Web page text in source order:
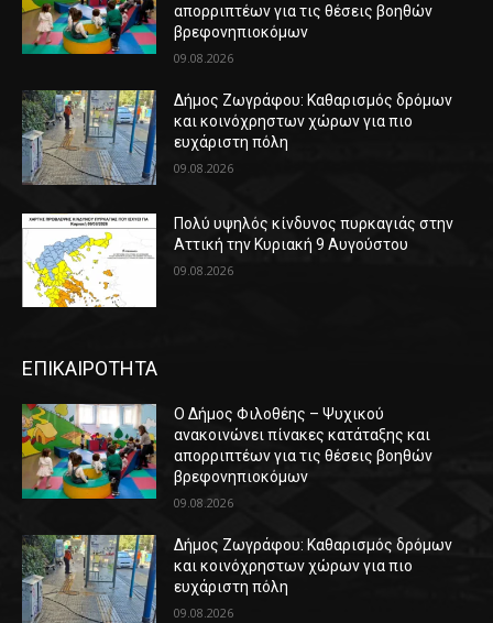
απορριπτέων για τις θέσεις βοηθών
βρεφονηπιοκόμων
09.08.2026
Δήμος Ζωγράφου: Καθαρισμός δρόμων
και κοινόχρηστων χώρων για πιο
ευχάριστη πόλη
09.08.2026
Πολύ υψηλός κίνδυνος πυρκαγιάς στην
Αττική την Κυριακή 9 Αυγούστου
09.08.2026
ΕΠΙΚΑΙΡΟΤΗΤΑ
Ο Δήμος Φιλοθέης – Ψυχικού
ανακοινώνει πίνακες κατάταξης και
απορριπτέων για τις θέσεις βοηθών
βρεφονηπιοκόμων
09.08.2026
Δήμος Ζωγράφου: Καθαρισμός δρόμων
και κοινόχρηστων χώρων για πιο
ευχάριστη πόλη
09.08.2026